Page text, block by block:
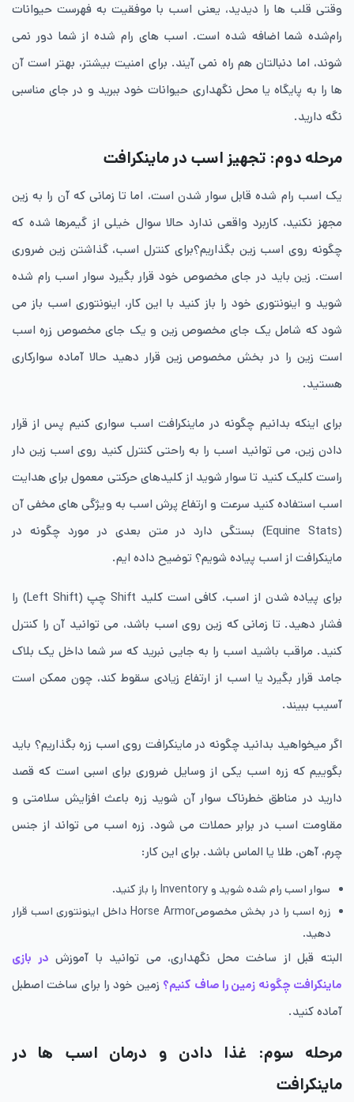
وقتی قلب ها را دیدید، یعنی اسب با موفقیت به فهرست حیوانات
رام‌شده شما اضافه شده است. اسب های رام شده از شما دور نمی
شوند، اما دنبالتان هم راه نمی آیند. برای امنیت بیشتر، بهتر است آن
ها را به پایگاه یا محل نگهداری حیوانات خود ببرید و در جای مناسبی
نگه دارید.
مرحله دوم: تجهیز اسب در ماینکرافت
یک اسب رام ‌شده قابل سوار شدن است، اما تا زمانی که آن را به زین
مجهز نکنید، کاربرد واقعی ندارد حالا سوال خیلی از گیمرها شده که
چگونه روی اسب زین بگذاریم؟برای کنترل اسب، گذاشتن زین ضروری
است. زین باید در جای مخصوص خود قرار بگیرد سوار اسب رام‌ شده
شوید و اینونتوری خود را باز کنید با این کار، اینونتوری اسب باز می
شود که شامل یک جای مخصوص زین و یک جای مخصوص زره اسب
است زین را در بخش مخصوص زین قرار دهید حالا آماده سوارکاری
هستید.
برای اینکه بدانیم چگونه در ماینکرافت اسب ‌سواری کنیم پس از قرار
دادن زین، می توانید اسب را به ‌راحتی کنترل کنید روی اسب زین ‌دار
راست‌ کلیک کنید تا سوار شوید از کلیدهای حرکتی معمول برای هدایت
اسب استفاده کنید سرعت و ارتفاع پرش اسب به ویژگی های مخفی آن
(Equine Stats) بستگی دارد در متن بعدی در مورد چگونه در
ماینکرافت از اسب پیاده شویم؟ توضیح داده ایم.
برای پیاده شدن از اسب، کافی است کلید Shift چپ (Left Shift) را
فشار دهید. تا زمانی که زین روی اسب باشد، می توانید آن را کنترل
کنید. مراقب باشید اسب را به جایی نبرید که سر شما داخل یک بلاک
جامد قرار بگیرد یا اسب از ارتفاع زیادی سقوط کند، چون ممکن است
آسیب ببیند.
اگر میخواهید بدانید چگونه در ماینکرافت روی اسب زره بگذاریم؟ باید
بگوییم که زره اسب یکی از وسایل ضروری برای اسبی است که قصد
دارید در مناطق خطرناک سوار آن شوید زره باعث افزایش سلامتی و
مقاومت اسب در برابر حملات می شود. زره اسب می تواند از جنس
چرم، آهن، طلا یا الماس باشد. برای این کار:
سوار اسب رام‌ شده شوید و Inventory را باز کنید.
زره اسب را در بخش مخصوصHorse Armor داخل اینونتوری اسب قرار
دهید.
البته قبل از ساخت محل نگهداری، می توانید با آموزش در بازی
ماینکرافت چگونه زمین را صاف کنیم؟ زمین خود را برای ساخت اصطبل
آماده کنید.
مرحله سوم: غذا دادن و درمان اسب ‌ها در
ماینکرافت